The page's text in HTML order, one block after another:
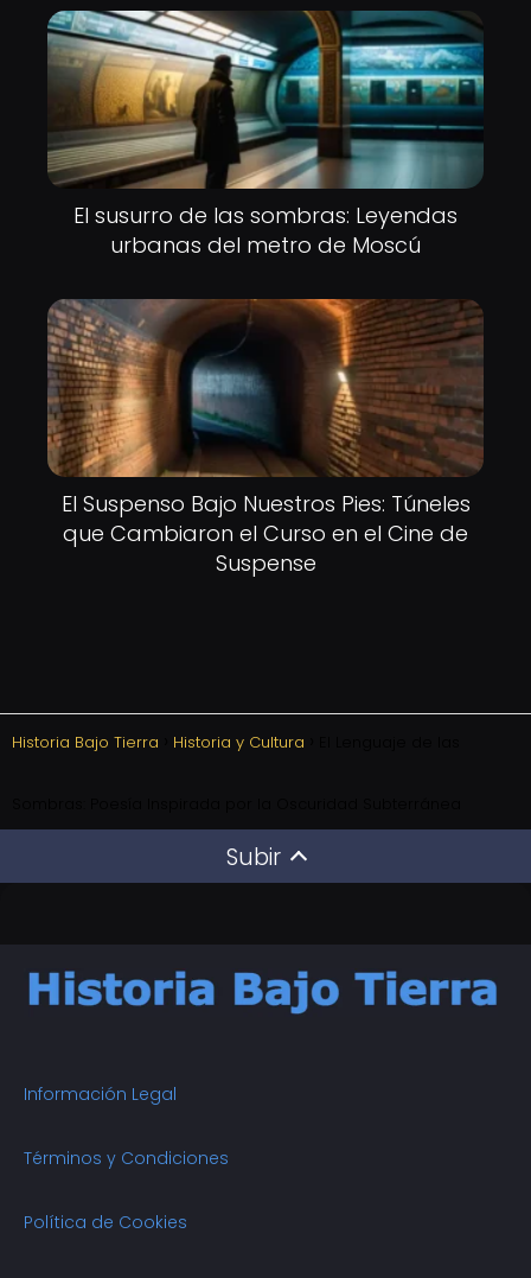
El susurro de las sombras: Leyendas
urbanas del metro de Moscú
El Suspenso Bajo Nuestros Pies: Túneles
que Cambiaron el Curso en el Cine de
Suspense
Historia Bajo Tierra Historia y Cultura
Subir
Información Legal
Términos y Condiciones
Política de Cookies